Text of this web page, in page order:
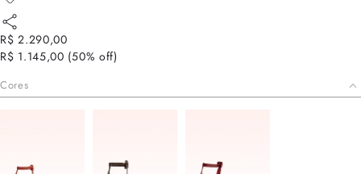
R$ 2.290,00
R$ 1.145,00 (50% off)
Cores